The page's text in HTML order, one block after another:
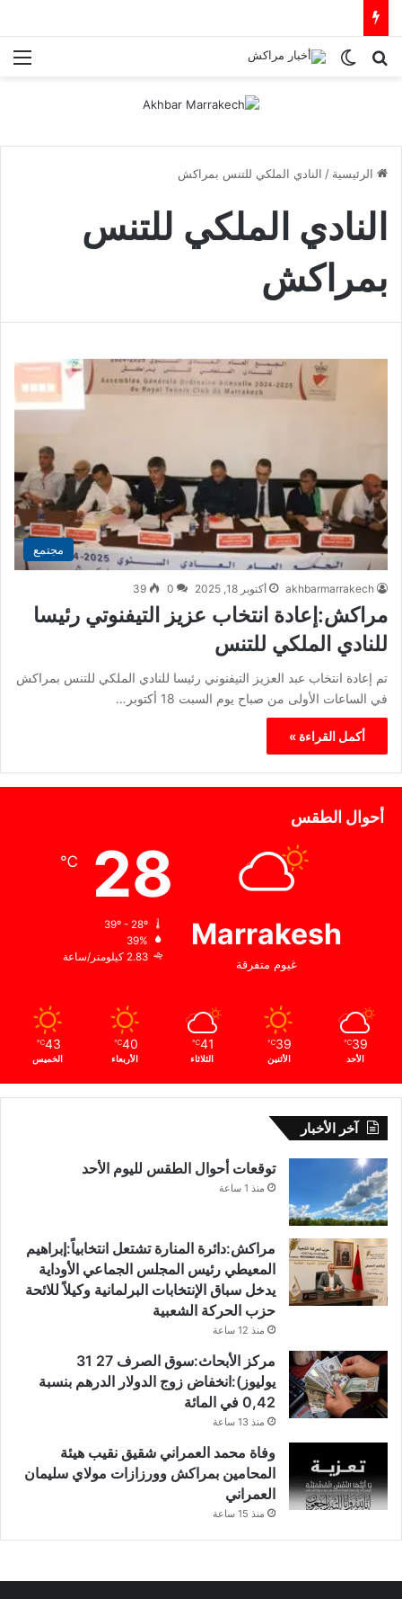
بحث عنالوضع المظلم
الرئيسية / النادي الملكي للتنس بمراكش
النادي الملكي للتنس
بمراكش
مجتمع
akhbarmarrakech أكتوبر 18, 2025 0
39
مراكش:إعادة انتخاب عزيز التيفنوتي رئيسا
للنادي الملكي للتنس
تم إعادة انتخاب عبد العزيز التيفنوني رئيسا للنادي الملكي للتنس بمراكش
في الساعات الأولى من صباح يوم السبت 18 أكتوبر…
أكمل القراءة »
أحوال الطقس
Marrakesh
غيوم متفرقة
28
℃
39%
2.83 كيلومتر/ساعة
39
℃
الأحد
39
℃
الأثنين
41
℃
الثلاثاء
40
℃
الأربعاء
43
℃
الخميس
آخر الأخبار
توقعات أحوال الطقس لليوم الأحد
منذ 1 ساعة
مراكش:دائرة المنارة تشتعل انتخابياً:إبراهيم
المعيطي رئيس المجلس الجماعي الأوداية
يدخل سباق الإنتخابات البرلمانية وكيلاً للائحة
حزب الحركة الشعبية
منذ 12 ساعة
مركز الأبحاث:سوق الصرف 27 31
يوليوز):انخفاض زوج الدولار الدرهم بنسبة
0,42 في المائة
منذ 13 ساعة
وفاة محمد العمراني شقيق نقيب هيئة
المحامين بمراكش وورزازات مولاي سليمان
العمراني
منذ 15 ساعة